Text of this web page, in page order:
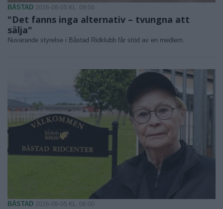
BÅSTAD 2026-08-05 KL. 09:00
"Det fanns inga alternativ – tvungna att
sälja"
Nuvarande styrelse i Båstad Ridklubb får stöd av en medlem.
BÅSTAD 2026-08-05 KL. 06:00